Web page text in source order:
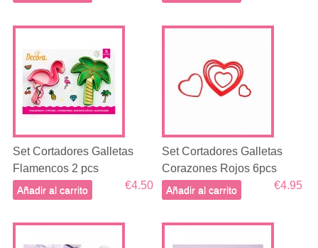
Set Cortadores Galletas
Flamencos 2 pcs
€4.50
Añadir al carrito
Set Cortadores Galletas
Corazones Rojos 6pcs
€4.95
Añadir al carrito